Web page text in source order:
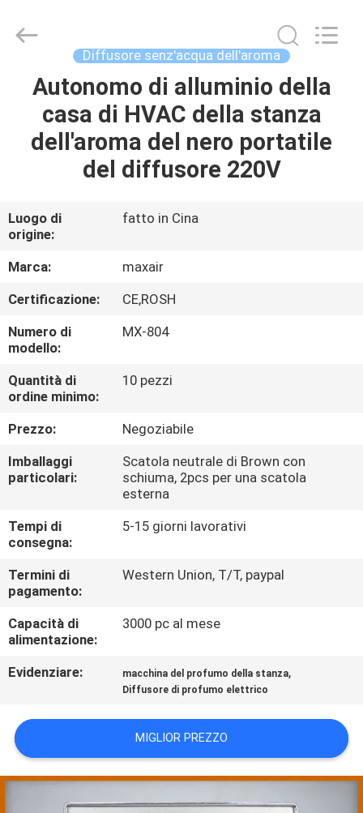
CASA
PRODOTTI
NOI
GIRO
DELLA
FABBRICA
CONTROLLO
DI
QUALITÀ
CONTATTICI
RICHIEDA
CITAZIONE
SHOPPING
ONLINE
MAPPA
DEL
SITO
Industrial
Reserved.
Diffusore senz'acqua dell'aroma
Autonomo di alluminio della
casa di HVAC della stanza
dell'aroma del nero portatile
del diffusore 220V
Luogo di
origine:
fatto in Cina
Marca:
maxair
Certificazione:
CE,ROSH
Numero di
modello:
MX-804
Quantità di
ordine minimo:
10 pezzi
Prezzo:
Negoziabile
Imballaggi
particolari:
Scatola neutrale di Brown con
schiuma, 2pcs per una scatola
esterna
Tempi di
consegna:
5-15 giorni lavorativi
Termini di
pagamento:
Western Union, T/T, paypal
Capacità di
alimentazione:
3000 pc al mese
Evidenziare: macchina del profumo della stanza,
Diffusore di profumo elettrico
MIGLIOR PREZZO